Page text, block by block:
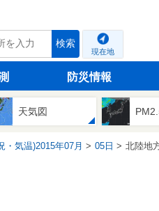
検索
現在地
防災情報
天気図
・気温)2015年07月 05日 北陸地